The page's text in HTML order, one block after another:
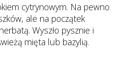
cytrynowym. Na pewno
ale na początek
Wyszło pysznie i
mięta lub bazylią.